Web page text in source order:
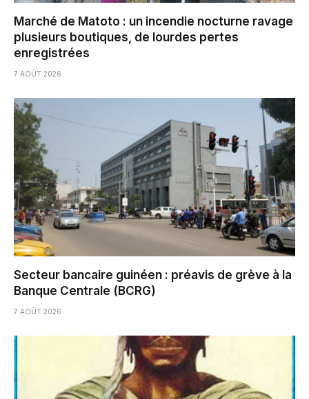
Marché de Matoto : un incendie nocturne ravage
plusieurs boutiques, de lourdes pertes
enregistrées
7 AOÛT 2026
Secteur bancaire guinéen : préavis de grève à la
Banque Centrale (BCRG)
7 AOÛT 2026